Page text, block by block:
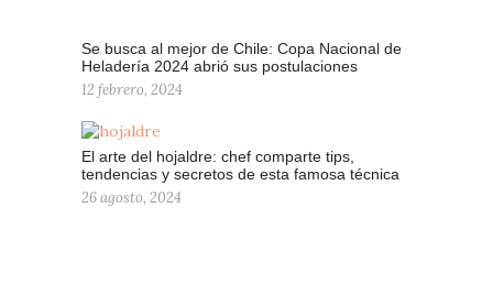
Se busca al mejor de Chile: Copa Nacional de
Heladería 2024 abrió sus postulaciones
12 febrero, 2024
El arte del hojaldre: chef comparte tips,
tendencias y secretos de esta famosa técnica
26 agosto, 2024